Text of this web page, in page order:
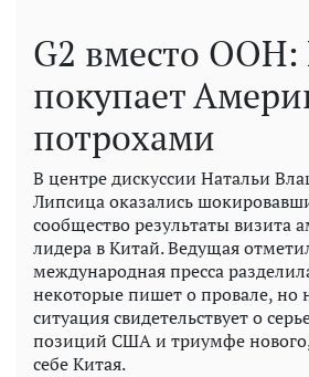
G2 вместо ООН:
покупает
потрохами
В центре дискуссии Натальи
Липсица оказались
сообщество результаты визита
лидера в Китай. Ведущая
международная пресса
некоторые пишет о провале, но
ситуация свидетельствует о
позиций США и триумфе нового,
себе Китая.